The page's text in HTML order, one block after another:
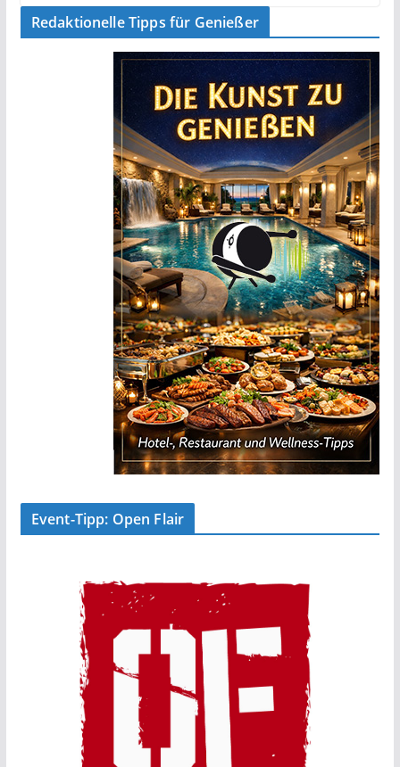
Redaktionelle Tipps für Genießer
Event-Tipp: Open Flair